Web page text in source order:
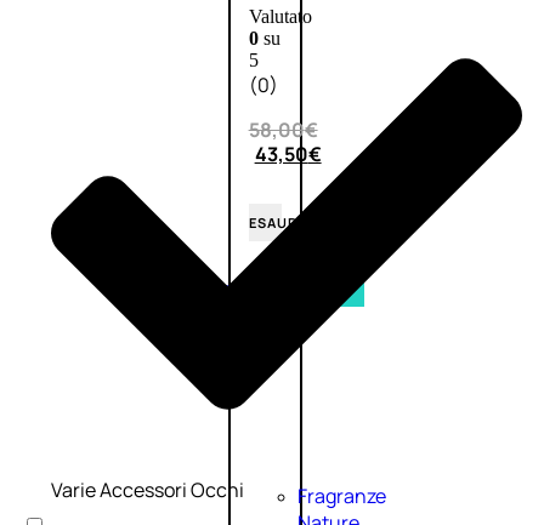
Valutato
0su
5
(0)
58,00€
43,50€
ESAURITO
Aggiungi
PROMO
Fragranze
Varie Accessori Occhi